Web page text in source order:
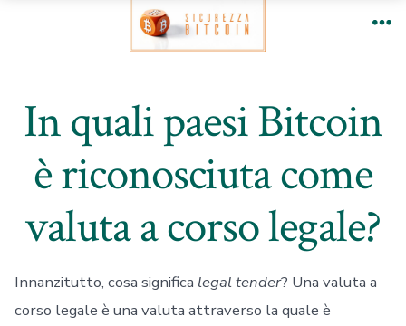
In quali paesi Bitcoin
è riconosciuta come
valuta a corso legale?
Innanzitutto, cosa significa legal tender? Una valuta a
corso legale è una valuta attraverso la quale è